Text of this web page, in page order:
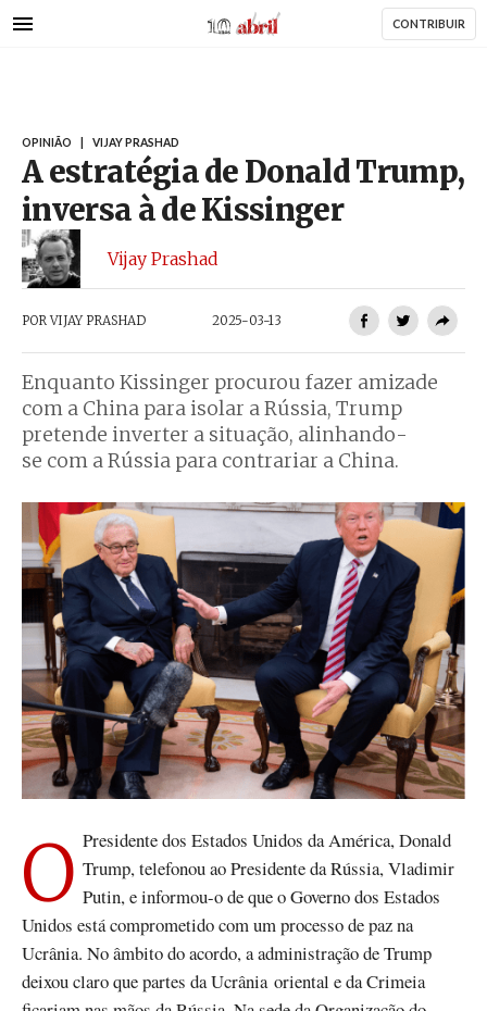
para
AbrilAbril CONTRIBUIR
OPINIÃO VIJAY PRASHAD
A estratégia de Donald Trump,
inversa à de Kissinger
Vijay Prashad
PORVIJAY PRASHAD 2025-03-13
Enquanto Kissinger procurou fazer amizade
com a China para isolar a Rússia, Trump
pretende inverter a situação, alinhando-
se com a Rússia para contrariar a China.
O Presidente dos Estados Unidos da América, Donald Trump, telefonou ao Presidente da Rússia, Vladimir
Putin, e informou-o de que o Governo dos Estados
Unidos está comprometido com um processo de paz na
Ucrânia. No âmbito do acordo, a administração de Trump
deixou claro que partes da Ucrânia oriental e da Crimeia